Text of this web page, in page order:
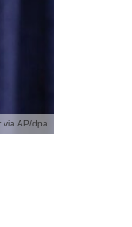
via AP/dpa